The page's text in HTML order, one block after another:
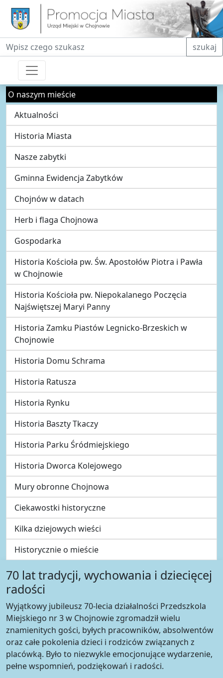
Fraza do wyszukiwania szukaj
O naszym mieście
Aktualności
Historia Miasta
Nasze zabytki
Gminna Ewidencja Zabytków
Chojnów w datach
Herb i flaga Chojnowa
Gospodarka
Historia Kościoła pw. Św. Apostołów Piotra i Pawła
w Chojnowie
Historia Kościoła pw. Niepokalanego Poczęcia
Najświętszej Maryi Panny
Historia Zamku Piastów Legnicko-Brzeskich w
Chojnowie
Historia Domu Schrama
Historia Ratusza
Historia Rynku
Historia Baszty Tkaczy
Historia Parku Śródmiejskiego
Historia Dworca Kolejowego
Mury obronne Chojnowa
Ciekawostki historyczne
Kilka dziejowych wieści
Historycznie o mieście
70 lat tradycji, wychowania i dziecięcej
radości
Wyjątkowy jubileusz 70-lecia działalności Przedszkola
Miejskiego nr 3 w Chojnowie zgromadził wielu
znamienitych gości, byłych pracowników, absolwentów
oraz całe pokolenia dzieci i rodziców związanych z
placówką. Było to niezwykle emocjonujące wydarzenie,
pełne wspomnień, podziękowań i radości.